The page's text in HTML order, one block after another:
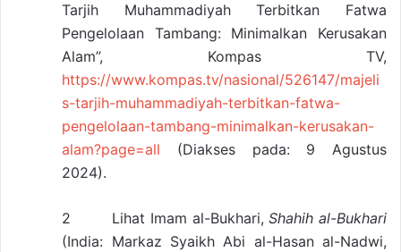
Tarjih Muhammadiyah Terbitkan Fatwa
Pengelolaan Tambang: Minimalkan Kerusakan
Alam”, Kompas TV,
https://www.kompas.tv/nasional/526147/majeli
s-tarjih-muhammadiyah-terbitkan-fatwa-
pengelolaan-tambang-minimalkan-kerusakan-
alam?page=all (Diakses pada: 9 Agustus
2024).
2 Lihat Imam al-Bukhari,Shahih al-Bukhari
(India: Markaz Syaikh Abi al-Hasan al-Nadwi,